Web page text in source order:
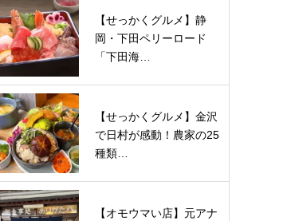
【せっかくグルメ】静
岡・下田ペリーロード
「下田海…
【せっかくグルメ】金沢
で日村が感動！農家の25
種類…
【オモウマい店】元アナ